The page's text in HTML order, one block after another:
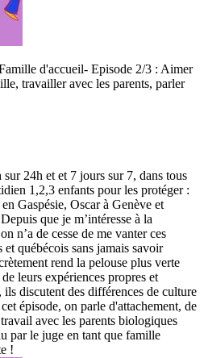
d'accueil- Episode 2/3 : Aimer
travailler avec les parents, parler
24h et et 7 jours sur 7, dans tous
1,2,3 enfants pour les protéger :
Gaspésie, Oscar à Genève et
que je m’intéresse à la
n’a de cesse de me vanter ces
et québécois sans jamais savoir
rend la pelouse plus verte
leurs expériences propres et
ils discutent des différences de culture
épisode, on parle d'attachement, de
avec les parents biologiques
par le juge en tant que famille
!